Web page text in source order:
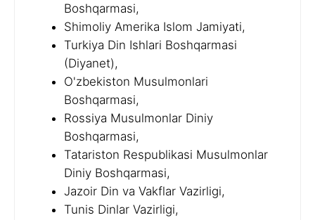
Boshqarmasi,
Shimoliy Amerika Islom Jamiyati,
Turkiya Din Ishlari Boshqarmasi
(Diyanet),
O'zbekiston Musulmonlari
Boshqarmasi,
Rossiya Musulmonlar Diniy
Boshqarmasi,
Tatariston Respublikasi Musulmonlar
Diniy Boshqarmasi,
Jazoir Din va Vakflar Vazirligi,
Tunis Dinlar Vazirligi,